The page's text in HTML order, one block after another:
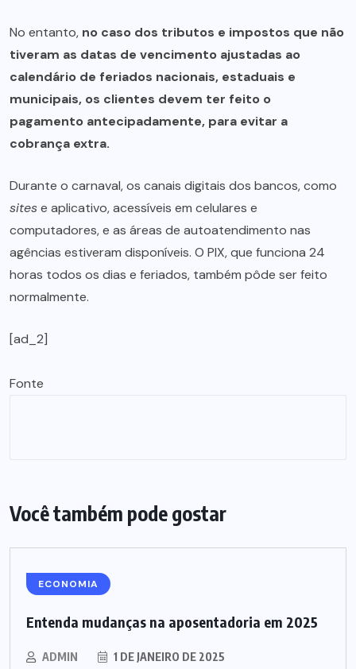
No entanto, no caso dos tributos e impostos que não
tiveram as datas de vencimento ajustadas ao
calendário de feriados nacionais, estaduais e
municipais, os clientes devem ter feito o
pagamento antecipadamente, para evitar a
cobrança extra.
Durante o carnaval, os canais digitais dos bancos, como
sitese aplicativo, acessíveis em celulares e
computadores, e as áreas de autoatendimento nas
agências estiveram disponíveis. O PIX, que funciona 24
horas todos os dias e feriados, também pôde ser feito
normalmente.
[ad_2]
Fonte
Você também pode gostar
ECONOMIA
Entenda mudanças na aposentadoria em 2025
ADMIN 1 DE JANEIRO DE 2025